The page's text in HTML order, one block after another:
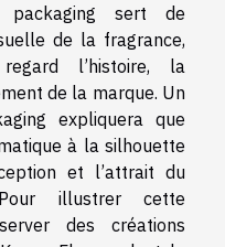
packaging sert de
de la fragrance,
l’histoire, la
de la marque. Un
expliquera que
à la silhouette
et l’attrait du
illustrer cette
des créations